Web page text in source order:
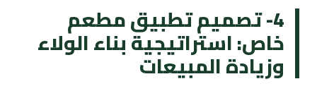
4- تصميم تطبيق مطعم
خاص: استراتيجية بناء الولاء
وزيادة المبيعات